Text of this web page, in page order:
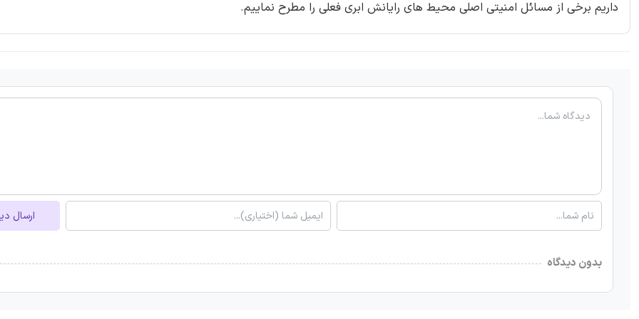
داریم برخی از مسائل امنیتی اصلی محیط های رایانش ابری فعلی را مطرح نماییم.
ارسال
بدون دیدگاه